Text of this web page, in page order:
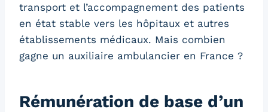
transport et l’accompagnement des patients
en état stable vers les hôpitaux et autres
établissements médicaux. Mais combien
gagne un auxiliaire ambulancier en France ?
Rémunération de base d’un